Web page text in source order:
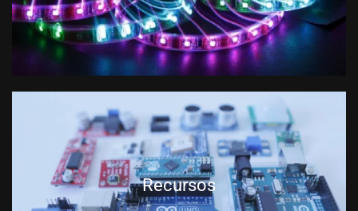
Recursos